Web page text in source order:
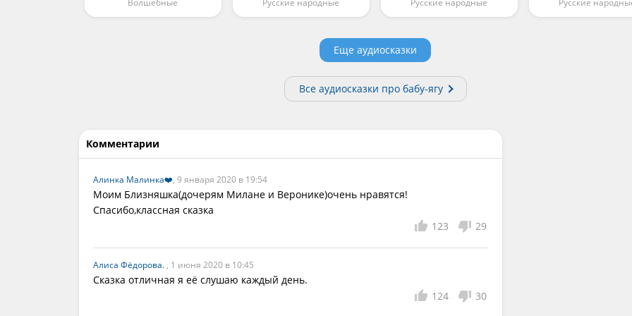
Волшебные Русские народные Русские народные Русские
Еще аудиосказки
Все аудиосказки про бабу-ягу
Комментарии
Алинка Малинка❤️, 9 января 2020 в 19:54
Моим Близняшка(дочерям Милане и Веронике)очень нравятся!
Спасибо,классная сказка
123
29
Алиса Фёдорова. , 1 июня 2020 в 10:45
Сказка отличная я её слушаю каждый день.
124
30